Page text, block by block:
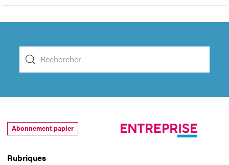
Rubriques
Abonnement papier